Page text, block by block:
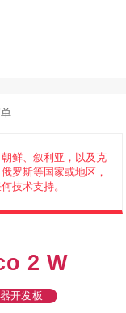
鲜、叙利亚，以及克
罗斯等国家或地区，
技术支持。
2 W
开发板